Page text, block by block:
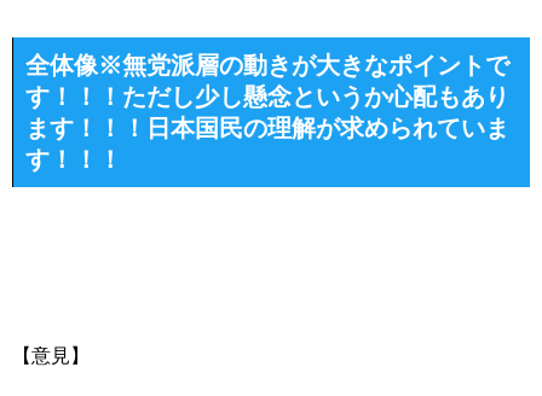
全体像※無党派層の動きが大きなポイントで
す！！！ただし少し懸念というか心配もあり
ます！！！日本国民の理解が求められていま
す！！！
【意見】